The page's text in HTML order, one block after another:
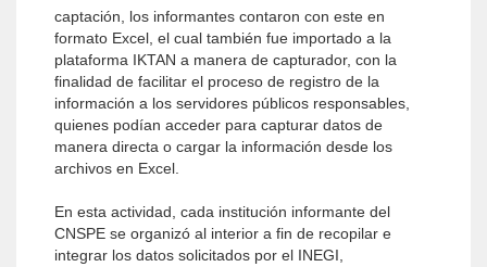
captación, los informantes contaron con este en
formato Excel, el cual también fue importado a la
plataforma IKTAN a manera de capturador, con la
finalidad de facilitar el proceso de registro de la
información a los servidores públicos responsables,
quienes podían acceder para capturar datos de
manera directa o cargar la información desde los
archivos en Excel.
En esta actividad, cada institución informante del
CNSPE se organizó al interior a fin de recopilar e
integrar los datos solicitados por el INEGI,